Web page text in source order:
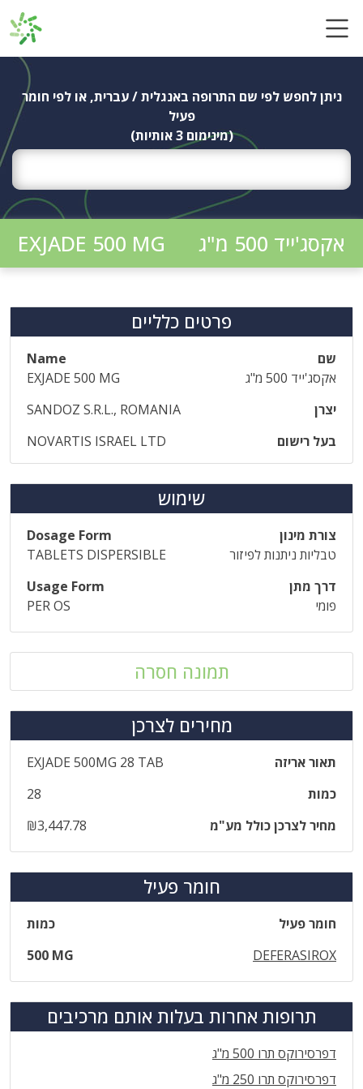
ניתן לחפש לפי שם התרופה באנגלית / עברית, או לפי חומר
פעיל
(מינימום 3 אותיות)
אקסג'ייד 500 מ"ג EXJADE 500 MG
פרטים כלליים
שם
Name
אקסג'ייד 500 מ"ג
EXJADE 500 MG
יצרן
SANDOZ S.R.L., ROMANIA
בעל רישום
NOVARTIS ISRAEL LTD
שימוש
צורת מינון
Dosage Form
טבליות ניתנות לפיזור
TABLETS DISPERSIBLE
דרך מתן
Usage Form
פומי
PER OS
תמונה חסרה
מחירים לצרכן
תאור אריזה
‎EXJADE‎ ‎500‎MG‎ ‎28‎ ‎TAB
כמות
28
מחיר לצרכן כולל מע"מ
₪3,447.78
חומר פעיל
חומר פעיל
כמות
DEFERASIROX
500 MG
תרופות אחרות בעלות אותם מרכיבים
דפרסירוקס תרו 500 מ"ג
דפרסירוקס תרו 250 מ"ג